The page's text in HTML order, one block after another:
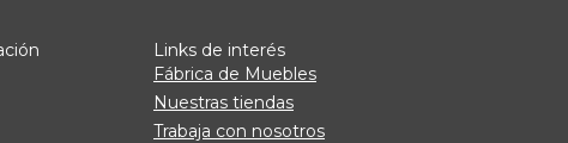
Links de interés
Fábrica de Muebles
Nuestras tiendas
Trabaja con nosotros